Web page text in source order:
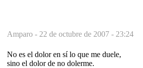
Amparo - 22 de octubre de 2007 - 23:24
No es el dolor en sí lo que me duele,
sino el dolor de no dolerme.